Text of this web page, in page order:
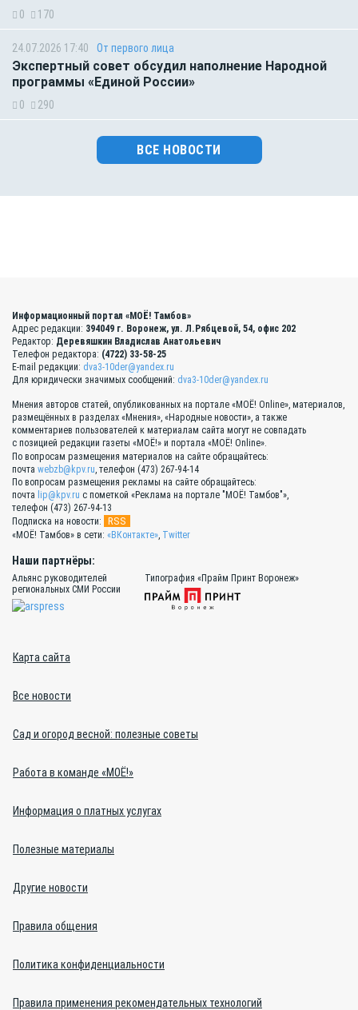
0 170
24.07.2026 17:40 От первого лица
Экспертный совет обсудил наполнение Народной
программы «Единой России»
0 290
ВСЕ НОВОСТИ
Информационный портал «МОЁ! Тамбов»
Адрес редакции: 394049 г. Воронеж, ул. Л.Рябцевой, 54, офис 202
Редактор: Деревяшкин Владислав Анатольевич
Телефон редактора: (4722) 33-58-25
E-mail редакции: dva3-10der@yandex.ru
Для юридически значимых сообщений: dva3-10der@yandex.ru
Мнения авторов статей, опубликованных на портале «МОЁ! Online», материалов,
размещённых в разделах «Мнения», «Народные новости», а также
комментариев пользователей к материалам сайта могут не совпадать
с позицией редакции газеты «МОЁ!» и портала «МОЁ! Online».
По вопросам размещения материалов на сайте обращайтесь:
почта webzb@kpv.ru, телефон (473) 267-94-14
По вопросам размещения рекламы на сайте обращайтесь:
почта lip@kpv.ru с пометкой «Реклама на портале "МОЁ! Тамбов"»,
телефон (473) 267-94-13
Подписка на новости:
RSS
«МОЁ! Тамбов» в сети: «ВКонтакте», Twitter
Наши партнёры:
Альянс руководителей
региональных СМИ России
Типография «Прайм Принт Воронеж»
Карта сайта
Все новости
Сад и огород весной: полезные советы
Работа в команде «МОЁ!»
Информация о платных услугах
Полезные материалы
Другие новости
Правила общения
Политика конфиденциальности
Правила применения рекомендательных технологий